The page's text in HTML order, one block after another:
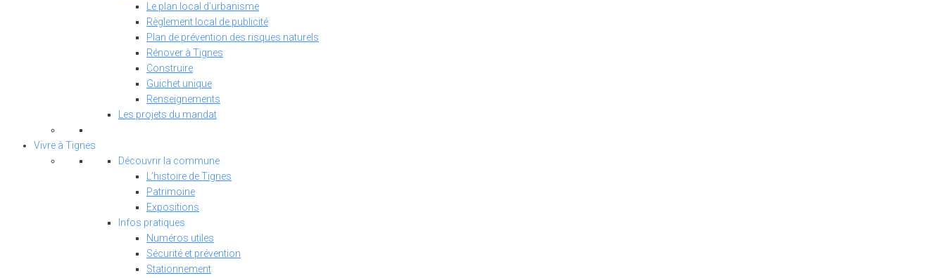
Le plan local d’urbanisme
Règlement local de publicité
Plan de prévention des risques naturels
Rénover à Tignes
Construire
Guichet unique
Renseignements
Les projets du mandat
Vivre à Tignes
Découvrir la commune
L’histoire de Tignes
Patrimoine
Expositions
Infos pratiques
Numéros utiles
Sécurité et prévention
Stationnement